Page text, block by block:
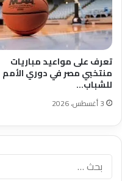
تعرف على مواعيد مباريات
منتخبي مصر في دوري الأمم
للشباب…
3 أغسطس، 2026